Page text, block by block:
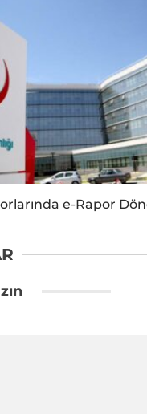
e-Rapor